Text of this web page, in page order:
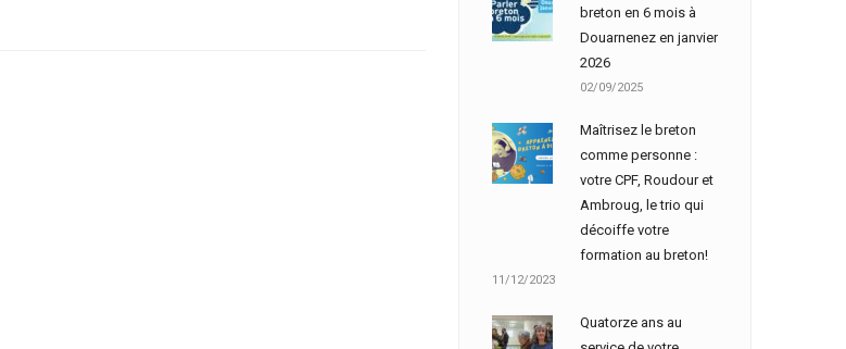
breton en 6 mois à
Douarnenez en janvier
2026
02/09/2025
Maîtrisez le breton
comme personne :
votre CPF, Roudour et
Ambroug, le trio qui
décoiffe votre
formation au breton!
11/12/2023
Quatorze ans au